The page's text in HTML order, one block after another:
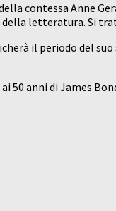
contessa Anne
letteratura. Si
il periodo del
50 anni di James